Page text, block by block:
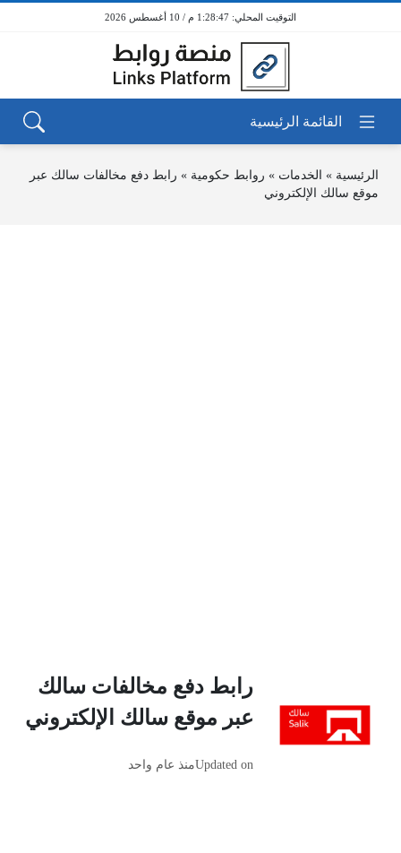
1:28:47 م / 10 أغسطس 2026
الرئيسية » الخدمات » روابط حكومية » رابط دفع مخالفات سالك عبر
موقع سالك الإلكتروني
رابط دفع مخالفات سالك
عبر موقع سالك الإلكتروني
Updated onمنذ عام واحد